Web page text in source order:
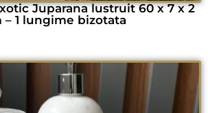
Juparana lustruit 60 x 7 x 2
– 1 lungime bizotata